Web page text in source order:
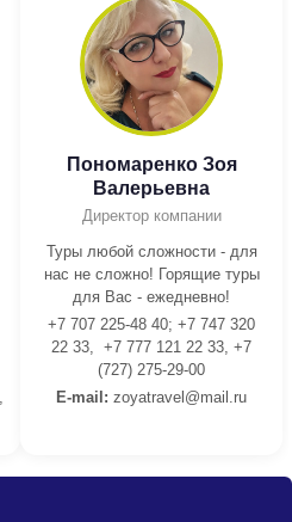
Пономаренко Зоя
Валерьевна
Директор компании
Туры любой сложности - для
нас не сложно! Горящие туры
для Вас - ежедневно!
+7 707 225-48 40; +7 747 320
22 33, +7 777 121 22 33, +7
(727) 275-29-00
E-mail: zoyatravel@mail.ru